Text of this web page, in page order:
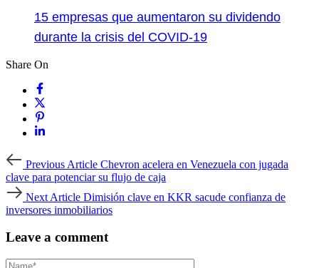
15 empresas que aumentaron su dividendo
durante la crisis del COVID-19
Share On
Previous
ArticlePrevious Article Chevron acelera en Venezuela con jugada
clave para potenciar su flujo de caja
Next
ArticleNext Article Dimisión clave en KKR sacude confianza de
inversores inmobiliarios
Leave a comment